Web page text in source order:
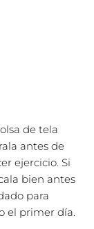
de tela
antes de
ejercicio. Si
bien antes
para
el primer día.